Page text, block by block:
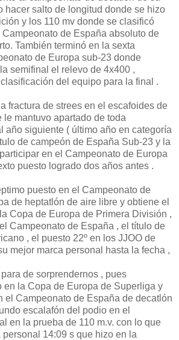
hacer salto de longitud donde se hizo
y los 110 mv donde se clasificó
de España absoluto de
También terminó en la sexta
de Europa sub-23 donde
semifinal el relevo de 4x400 ,
del equipo para la final .
fractura de strees en el escafoides de
mantuvo apartado de toda
año siguiente ( último año en categoría
de campeón de España Sub-23 y la
en el Campeonato de Europa
puesto logrado dos años antes .
puesto en el Campeonato de
de heptatlón de aire libre y obtiene el
Copa de Europa de Primera División ,
Campeonato de España , el título de
, el puesto 22º en los JJOO de
mejor marca personal hasta la fecha ,
de sorprendernos , pues
en la Copa de Europa de Superliga y
el Campeonato de España de decatlón
escalafón del podio en el
en la prueba de 110 m.v. con lo que
14:09 s que hizo en la